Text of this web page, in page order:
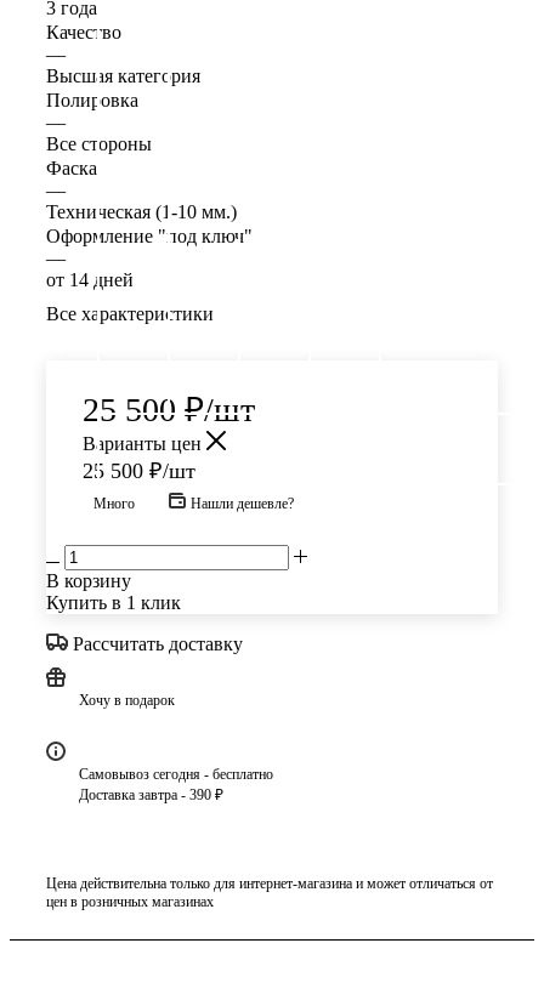
3 года
Качество
—
Высшая категория
Полировка
—
Все стороны
Фаска
—
Техническая (1-10 мм.)
Оформление "под ключ"
—
от 14 дней
Все характеристики
25 500 ₽/шт
Варианты цен
25 500 ₽/шт
Много Нашли дешевле?
В корзину
Купить в 1 клик
Рассчитать доставку
Хочу в подарок
Самовывоз сегодня - бесплатно
Доставка завтра - 390 ₽
Цена действительна только для интернет-магазина и может отличаться от
цен в розничных магазинах